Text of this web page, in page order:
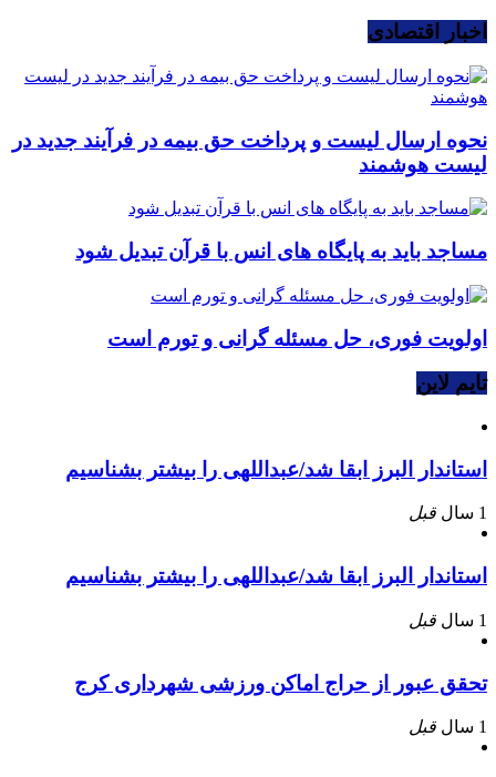
اخبار اقتصادی
نحوه ارسال لیست و پرداخت حق بیمه در فرآیند جدید در
لیست هوشمند
مساجد باید به پایگاه های انس با قرآن تبدیل شود
اولویت فوری، حل مسئله گرانی و تورم است
تایم لاین
استاندار البرز ابقا شد/عبداللهی را بیشتر بشناسیم
1 سال قبل
استاندار البرز ابقا شد/عبداللهی را بیشتر بشناسیم
1 سال قبل
تحقق عبور از حراج اماکن ورزشی شهرداری کرج
1 سال قبل